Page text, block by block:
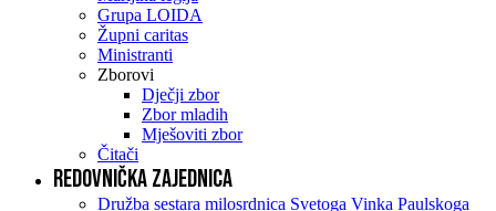
Grupa LOIDA
Župni caritas
Ministranti
Zborovi
Dječji zbor
Zbor mladih
Mješoviti zbor
Čitači
Redovnička zajednica
Družba sestara milosrdnica Svetoga Vinka Paulskoga